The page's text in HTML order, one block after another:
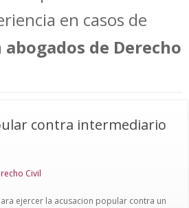
en casos de
abogados de Derecho
contra intermediario
Civil
ejercer la acusacion popular contra un